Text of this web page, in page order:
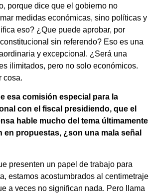
porque dice que el gobierno no
medidas económicas, sino políticas y
eso? ¿Que puede aprobar, por
sin referendo? Eso es una
y excepcional. ¿Será una
ilimitados, pero no solo económicos.
cosa.
esa comisión especial para la
con el fiscal presidiendo, que el
hable mucho del tema últimamente
en propuestas, ¿son una mala señal
presenten un papel de trabajo para
estamos acostumbrados al centimetraje
a veces no significan nada. Pero llama